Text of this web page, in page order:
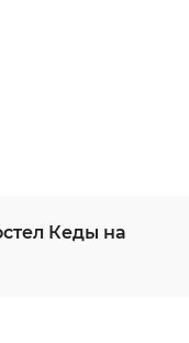
Кеды на